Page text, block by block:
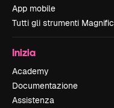
App mobile
Tutti gli strumenti Magnific
Inizia
Academy
Documentazione
Assistenza